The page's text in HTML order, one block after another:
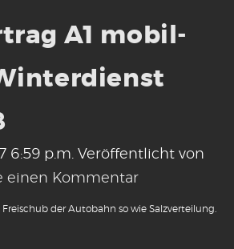
A1 mobil-
6:59 p.m. Veröffentlicht von
einen Kommentar
der Autobahn so wie Salzverteilung.